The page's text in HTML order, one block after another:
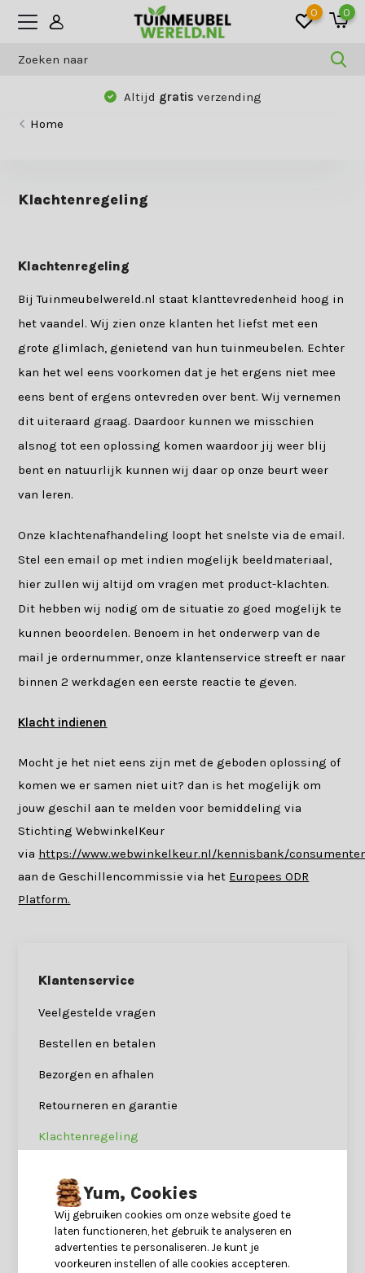
0 0
Altijd gratis verzending
Home
Klantenservice
Veelgestelde vragen
Bestellen en betalen
Bezorgen en afhalen
Retourneren en garantie
Klachtenregeling
Over ons
Contact
Vacatures
Klachtenregeling
Klachtenregeling
Bij Tuinmeubelwereld.nl staat klanttevredenheid hoog in
het vaandel. Wij zien onze klanten het liefst met een
grote glimlach, genietend van hun tuinmeubelen. Echter
kan het wel eens voorkomen dat je het ergens niet mee
eens bent of ergens ontevreden over bent. Wij vernemen
dit uiteraard graag. Daardoor kunnen we misschien
alsnog tot een oplossing komen waardoor jij weer blij
bent en natuurlijk kunnen wij daar op onze beurt weer
van leren.
Onze klachtenafhandeling loopt het snelste via de email.
Stel een email op met indien mogelijk beeldmateriaal,
hier zullen wij altijd om vragen met product-klachten.
Dit hebben wij nodig om de situatie zo goed mogelijk te
kunnen beoordelen. Benoem in het onderwerp van de
mail je ordernummer, onze klantenservice streeft er naar
binnen 2 werkdagen een eerste reactie te geven.
Klacht indienen
Mocht je het niet eens zijn met de geboden oplossing of
komen we er samen niet uit? dan is het mogelijk om
jouw geschil aan te melden voor bemiddeling via
Stichting WebwinkelKeur
via https://www.webwinkelkeur.nl/kennisbank/
aan de Geschillencommissie via het Europees ODR
Platform.
Yum, Cookies
Wij gebruiken cookies om onze website goed te
laten functioneren, het gebruik te analyseren en
advertenties te personaliseren. Je kunt je
voorkeuren instellen of alle cookies accepteren.